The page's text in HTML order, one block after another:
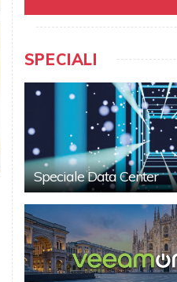
SPECIALI
Speciale Data Center